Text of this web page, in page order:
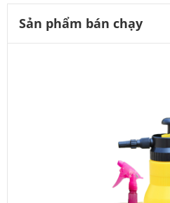
Sản phẩm bán chạy